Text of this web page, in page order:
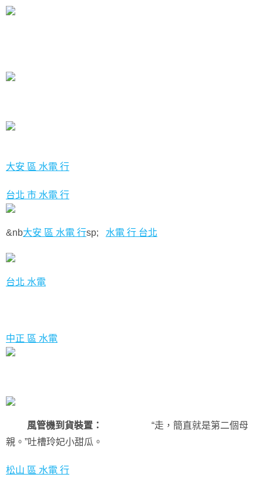
大安 區 水電 行
台北 市 水電 行
&nb大安 區 水電 行sp; 水電 行 台北
台北 水電
中正 區 水電
風管機到貨裝置：
“走，簡直就是第二個母
親。”吐槽玲妃小甜瓜。
松山 區 水電 行